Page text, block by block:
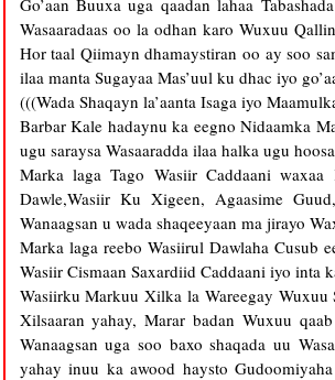
Go’aan Buuxa uga qaadan lahaa
Wasaaradaas oo la odhan karo Wuxuu
Hor taal Qiimayn dhamaystiran oo ay soo
ilaa manta Sugayaa Mas’uul ku dhac iyo
(((Wada Shaqayn la’aanta Isaga iyo
Barbar Kale hadaynu ka eegno Nidaamka
ugu saraysa Wasaaradda ilaa halka ugu
Marka laga Tago Wasiir Caddaani
Dawle,Wasiir Ku Xigeen, Agaasime
Wanaagsan u wada shaqeeyaan ma jirayo
Marka laga reebo Wasiirul Dawlaha Cusub
Wasiir Cismaan Saxardiid Caddaani iyo inta
Wasiirku Markuu Xilka la Wareegay Wuxuu
Xilsaaran yahay, Marar badan Wuxuu
Wanaagsan uga soo baxo shaqada uu
yahay inuu ka awood haysto